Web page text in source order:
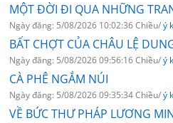
MỘT ĐỜI ĐI QUA NHỮNG
Ngày đăng: 5/08/2026 10:02:36 Chiều/ý
BẤT CHỢT CỦA CHÂU LỆ
Ngày đăng: 5/08/2026 09:56:16 Chiều/ý
CÀ PHÊ NGẮM NÚI
Ngày đăng: 5/08/2026 09:35:34 Chiều/ý
VỀ BỨC THƯ PHÁP LƯƠNG